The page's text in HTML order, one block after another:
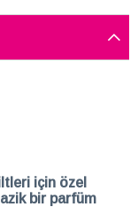
için özel
bir parfüm